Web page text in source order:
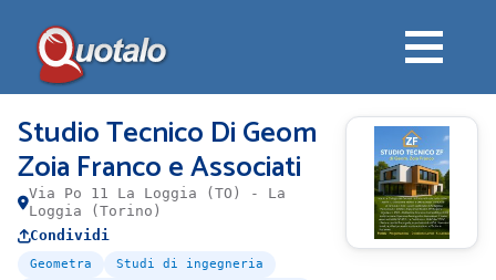
Studio Tecnico Di Geom
Zoia Franco e Associati
Via Po 11 La Loggia (TO) - La
Loggia (Torino)
Condividi
Geometra
Studi di ingegneria